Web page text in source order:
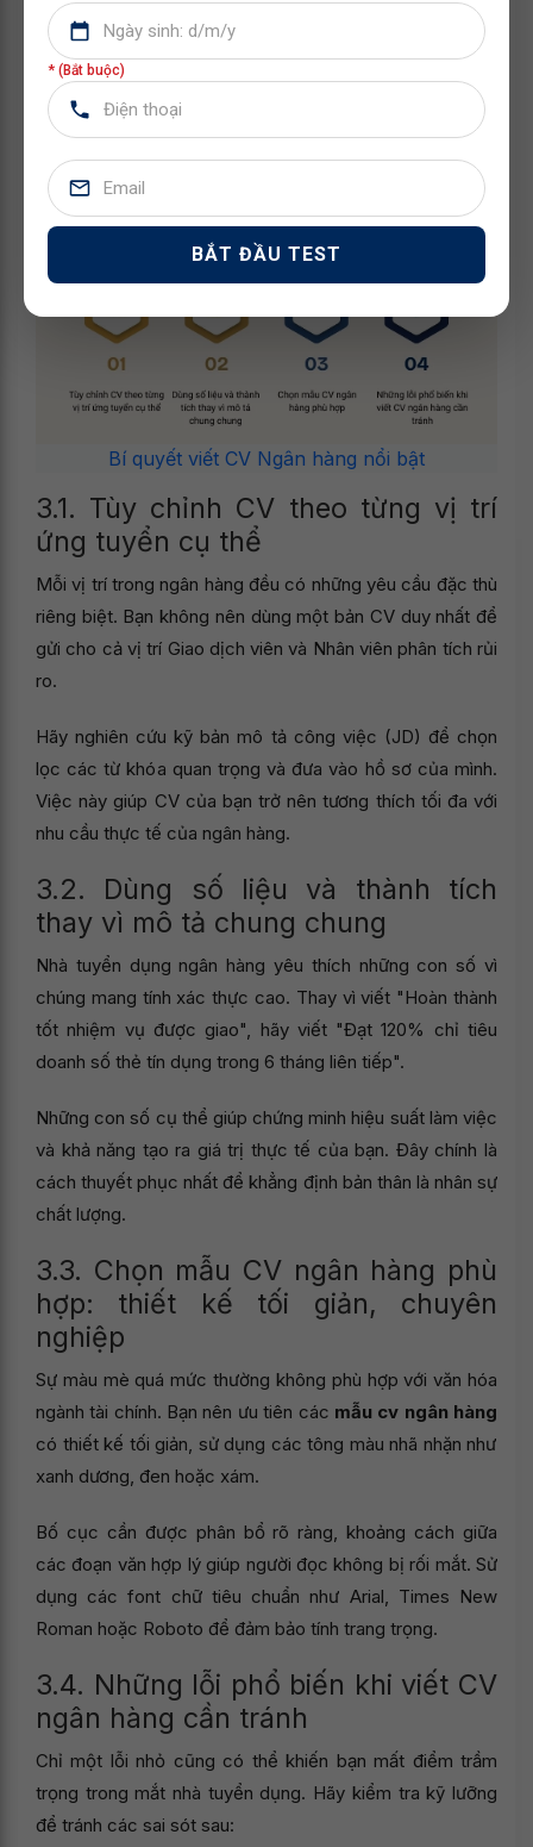
Để bản hồ sơ không bị hòa lẫn trong hàng nghìn ứng
viên, bạn cần áp dụng những chiến thuật viết lách thông
minh và tinh tế khi viết CV ngân hàng.
Bí quyết viết CV Ngân hàng nổi bật
3.1. Tùy chỉnh CV theo từng vị trí
ứng tuyển cụ thể
Mỗi vị trí trong ngân hàng đều có những yêu cầu đặc thù
riêng biệt. Bạn không nên dùng một bản CV duy nhất để
gửi cho cả vị trí Giao dịch viên và Nhân viên phân tích rủi
ro.
Hãy nghiên cứu kỹ bản mô tả công việc (JD) để chọn
lọc các từ khóa quan trọng và đưa vào hồ sơ của mình.
Việc này giúp CV của bạn trở nên tương thích tối đa với
nhu cầu thực tế của ngân hàng.
3.2. Dùng số liệu và thành tích
thay vì mô tả chung chung
Nhà tuyển dụng ngân hàng yêu thích những con số vì
chúng mang tính xác thực cao. Thay vì viết "Hoàn thành
tốt nhiệm vụ được giao", hãy viết "Đạt 120% chỉ tiêu
doanh số thẻ tín dụng trong 6 tháng liên tiếp".
Những con số cụ thể giúp chứng minh hiệu suất làm việc
và khả năng tạo ra giá trị thực tế của bạn. Đây chính là
cách thuyết phục nhất để khẳng định bản thân là nhân sự
chất lượng.
3.3. Chọn mẫu CV ngân hàng phù
hợp: thiết kế tối giản, chuyên
nghiệp
Sự màu mè quá mức thường không phù hợp với văn hóa
ngành tài chính. Bạn nên ưu tiên các mẫu cv ngân hàng
có thiết kế tối giản, sử dụng các tông màu nhã nhặn như
xanh dương, đen hoặc xám.
Bố cục cần được phân bổ rõ ràng, khoảng cách giữa
các đoạn văn hợp lý giúp người đọc không bị rối mắt. Sử
dụng các font chữ tiêu chuẩn như Arial, Times New
Roman hoặc Roboto để đảm bảo tính trang trọng.
3.4. Những lỗi phổ biến khi viết CV
ngân hàng cần tránh
Chỉ một lỗi nhỏ cũng có thể khiến bạn mất điểm trầm
trọng trong mắt nhà tuyển dụng. Hãy kiểm tra kỹ lưỡng
để tránh các sai sót sau:
* (Bắt buộc)
BẮT ĐẦU TEST